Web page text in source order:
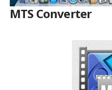
MTS Converter